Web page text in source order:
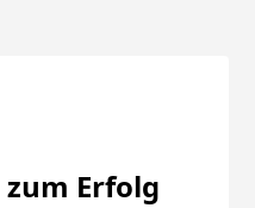
zum Erfolg